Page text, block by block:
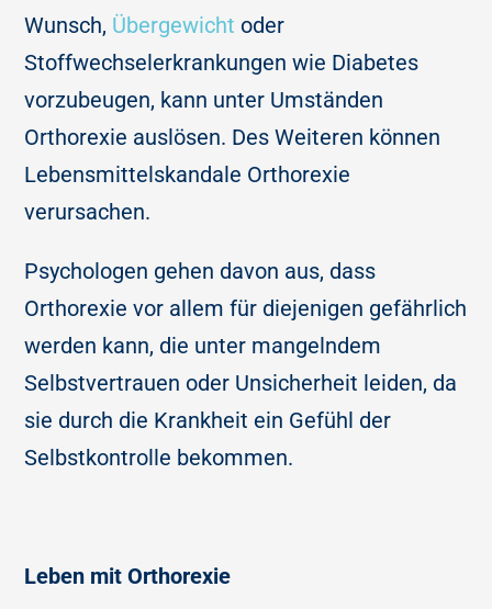
Wunsch, Übergewicht oder
Stoffwechselerkrankungen wie Diabetes
vorzubeugen, kann unter Umständen
Orthorexie auslösen. Des Weiteren können
Lebensmittelskandale Orthorexie
verursachen.
Psychologen gehen davon aus, dass
Orthorexie vor allem für diejenigen gefährlich
werden kann, die unter mangelndem
Selbstvertrauen oder Unsicherheit leiden, da
sie durch die Krankheit ein Gefühl der
Selbstkontrolle bekommen.
Leben mit Orthorexie